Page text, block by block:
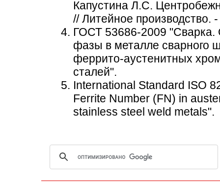
Капустина Л.С.
// Литейное производство.
ГОСТ 53686-2009 "Сварка.
фазы в металле сварного
феррито-аустенитных
сталей".
International Standard ISO
Ferrite Number (FN) in
stainless steel weld metals".